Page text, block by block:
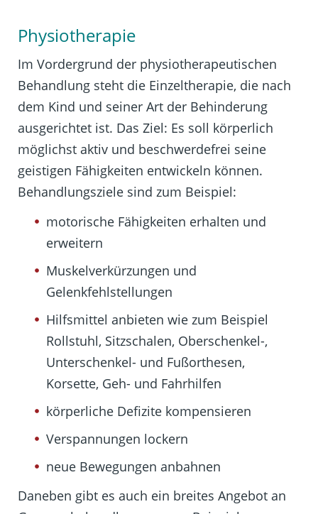
Physiotherapie
Im Vordergrund der physiotherapeutischen
Behandlung steht die Einzeltherapie, die nach
dem Kind und seiner Art der Behinderung
ausgerichtet ist. Das Ziel: Es soll körperlich
möglichst aktiv und beschwerdefrei seine
geistigen Fähigkeiten entwickeln können.
Behandlungsziele sind zum Beispiel:
motorische Fähigkeiten erhalten und
erweitern
Muskelverkürzungen und
Gelenkfehlstellungen
Hilfsmittel anbieten wie zum Beispiel
Rollstuhl, Sitzschalen, Oberschenkel-,
Unterschenkel- und Fußorthesen,
Korsette, Geh- und Fahrhilfen
körperliche Defizite kompensieren
Verspannungen lockern
neue Bewegungen anbahnen
Daneben gibt es auch ein breites Angebot an